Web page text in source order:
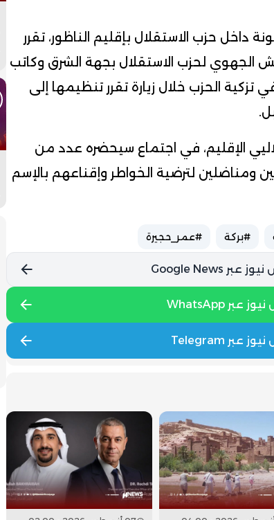
حزب الاستقلال بإقليم الناظور، تقرر
الجهوي لحزب الاستقلال بجهة الشرق وكاتب
تزكية الحزب خلال زيارة تقرر تنظيمها إلى
الإقليم، في اجتماع سيحضره عدد من
ومناضلين لترضية الخواطر وإقناعهم بالإسم
#بركة #عمر_حجيرة